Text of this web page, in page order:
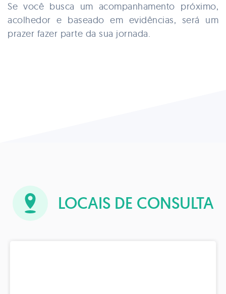
Se você busca um acompanhamento próximo,
acolhedor e baseado em evidências, será um
prazer fazer parte da sua jornada.
LOCAIS DE CONSULTA